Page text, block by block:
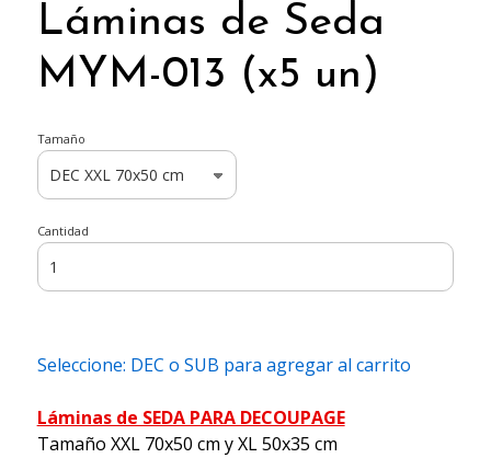
Láminas de Seda
MYM-013 (x5 un)
Tamaño
Cantidad
Seleccione: DEC o SUB para agregar al carrito
Láminas de SEDA PARA DECOUPAGE
Tamaño XXL 70x50 cm y XL 50x35 cm